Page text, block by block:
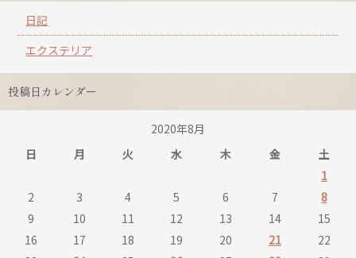
日記
エクステリア
投稿日カレンダー
2020年8月
日
月 火 水 木 金
土
1
2
3 4 5 6 7
8
9
10 11 12 13 14
15
16
17 18 19 20 21
22